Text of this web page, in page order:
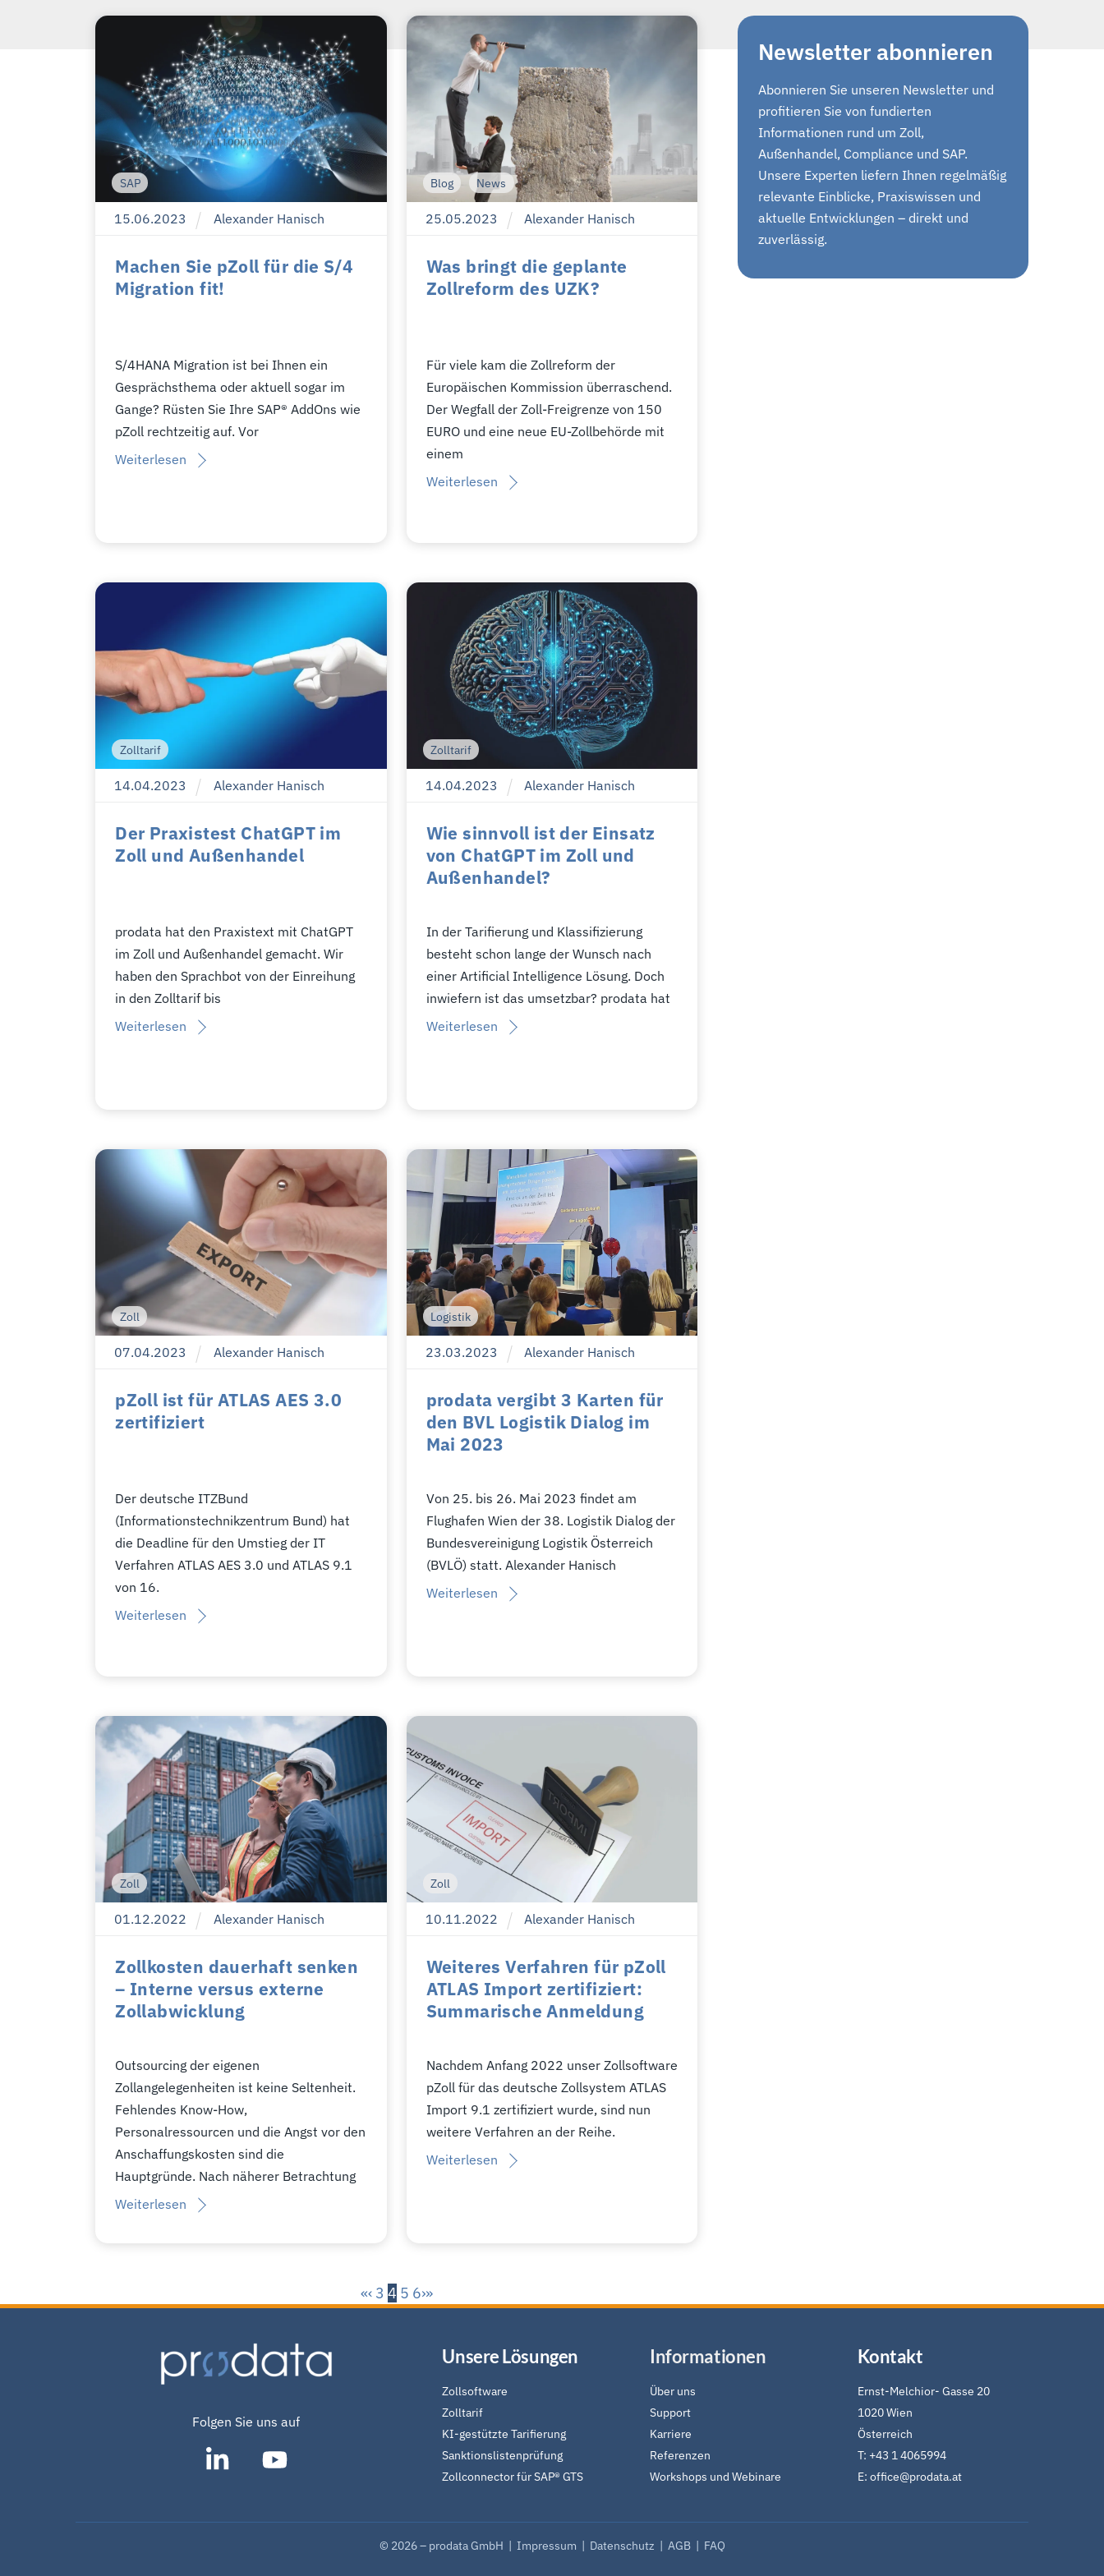
SAP
15.06.2023 Alexander Hanisch
Machen Sie pZoll für die S/4
Migration fit!
S/4HANA Migration ist bei Ihnen ein
Gesprächsthema oder aktuell sogar im
Gange? Rüsten Sie Ihre SAP® AddOns wie
pZoll rechtzeitig auf. Vor
Weiterlesen
Blog News
25.05.2023 Alexander Hanisch
Was bringt die geplante
Zollreform des UZK?
Für viele kam die Zollreform der
Europäischen Kommission überraschend.
Der Wegfall der Zoll-Freigrenze von 150
EURO und eine neue EU-Zollbehörde mit
einem
Weiterlesen
Zolltarif
14.04.2023 Alexander Hanisch
Der Praxistest ChatGPT im
Zoll und Außenhandel
prodata hat den Praxistext mit ChatGPT
im Zoll und Außenhandel gemacht. Wir
haben den Sprachbot von der Einreihung
in den Zolltarif bis
Weiterlesen
Zolltarif
14.04.2023 Alexander Hanisch
Wie sinnvoll ist der Einsatz
von ChatGPT im Zoll und
Außenhandel?
In der Tarifierung und Klassifizierung
besteht schon lange der Wunsch nach
einer Artificial Intelligence Lösung. Doch
inwiefern ist das umsetzbar? prodata hat
Weiterlesen
Zoll
07.04.2023 Alexander Hanisch
pZoll ist für ATLAS AES 3.0
zertifiziert
Der deutsche ITZBund
(Informationstechnikzentrum Bund) hat
die Deadline für den Umstieg der IT
Verfahren ATLAS AES 3.0 und ATLAS 9.1
von 16.
Weiterlesen
Logistik
23.03.2023 Alexander Hanisch
prodata vergibt 3 Karten für
den BVL Logistik Dialog im
Mai 2023
Von 25. bis 26. Mai 2023 findet am
Flughafen Wien der 38. Logistik Dialog der
Bundesvereinigung Logistik Österreich
(BVLÖ) statt. Alexander Hanisch
Weiterlesen
Zoll
01.12.2022 Alexander Hanisch
Zollkosten dauerhaft senken
– Interne versus externe
Zollabwicklung
Outsourcing der eigenen
Zollangelegenheiten ist keine Seltenheit.
Fehlendes Know-How,
Personalressourcen und die Angst vor den
Anschaffungskosten sind die
Hauptgründe. Nach näherer Betrachtung
Weiterlesen
Zoll
10.11.2022 Alexander Hanisch
Weiteres Verfahren für pZoll
ATLAS Import zertifiziert:
Summarische Anmeldung
Nachdem Anfang 2022 unser Zollsoftware
pZoll für das deutsche Zollsystem ATLAS
Import 9.1 zertifiziert wurde, sind nun
weitere Verfahren an der Reihe.
Weiterlesen
«‹ 3 4 5 6›»
Newsletter abonnieren
Abonnieren Sie unseren Newsletter und
profitieren Sie von fundierten
Informationen rund um Zoll,
Außenhandel, Compliance und SAP.
Unsere Experten liefern Ihnen regelmäßig
relevante Einblicke, Praxiswissen und
aktuelle Entwicklungen – direkt und
zuverlässig.
Folgen Sie uns auf
SAP®
Icon
Unsere Lösungen
Zollsoftware
Zolltarif
KI-gestützte Tarifierung
Sanktionslistenprüfung
Zollconnector für SAP® GTS
Informationen
Über uns
Support
Karriere
Referenzen
Workshops und Webinare
Kontakt
Ernst-Melchior- Gasse 20
1020 Wien
Österreich
T: +43 1 4065994
E: office@prodata.at
© 2026 – prodata GmbH | Impressum | Datenschutz | AGB | FAQ